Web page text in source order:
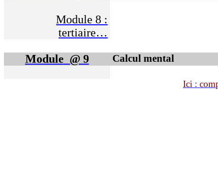
Module 8 :
tertiaire…
Module @ 9 Calcul mental
Ici :